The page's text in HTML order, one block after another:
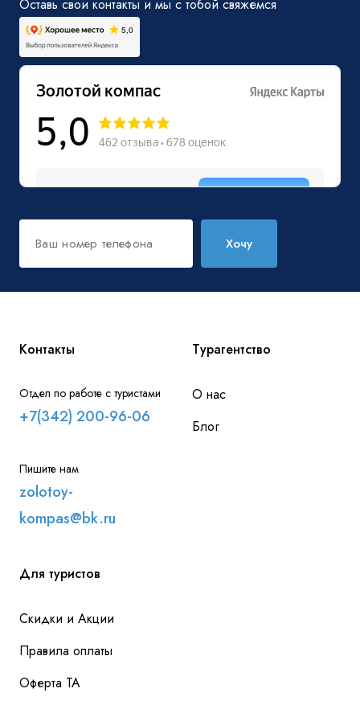
Оставь свои контакты и мы с тобой свяжемся
Хочу
Контакты
Отдел по работе с туристами
+7(342) 200-96-06
Пишите нам
zolotoy-
kompas@bk.ru
Турагентство
О нас
Блог
Для туристов
Скидки и Акции
Правила оплаты
Оферта ТА